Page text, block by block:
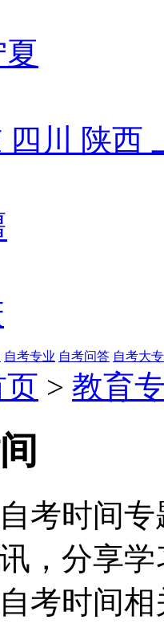
四川 陕西
自考专业 自考问答 自考大专
> 教育
考时间
，分享
考时间